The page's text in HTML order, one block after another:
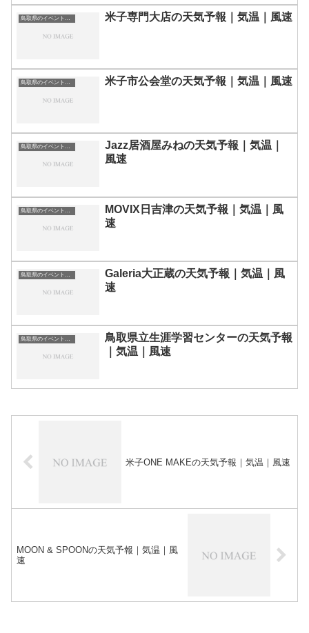
鳥取県のイベント会場一覧 米子専門大店の天気予報｜気温｜風速
鳥取県のイベント会場一覧 米子市公会堂の天気予報｜気温｜風速
鳥取県のイベント会場一覧
Jazz居酒屋みねの天気予報｜気温｜
風速
MOVIX日吉津の天気予報｜気温｜風
速
Galeria大正蔵の天気予報｜気温｜風
速
鳥取県立生涯学習センターの天気予報
｜気温｜風速
米子ONE MAKEの天気予報｜気温｜風速
MOON & SPOONの天気予報｜気温｜風
速